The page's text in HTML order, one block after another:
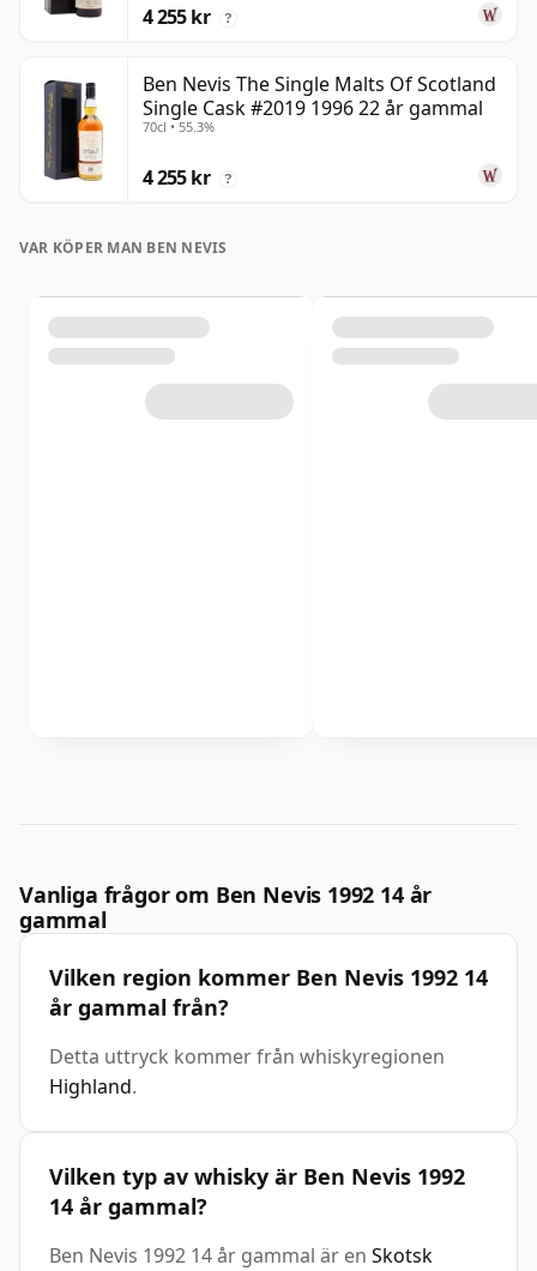
4 255 kr ?
Ben Nevis The Single Malts Of Scotland
Single Cask #2019 1996 22 år gammal
70cl • 55.3%
4 255 kr ?
VAR KÖPER MAN BEN NEVIS
Vanliga frågor om Ben Nevis 1992 14 år
gammal
Vilken region kommer Ben Nevis 1992 14
år gammal från?
Detta uttryck kommer från whiskyregionen
Highland.
Vilken typ av whisky är Ben Nevis 1992
14 år gammal?
Ben Nevis 1992 14 år gammal är en Skotsk